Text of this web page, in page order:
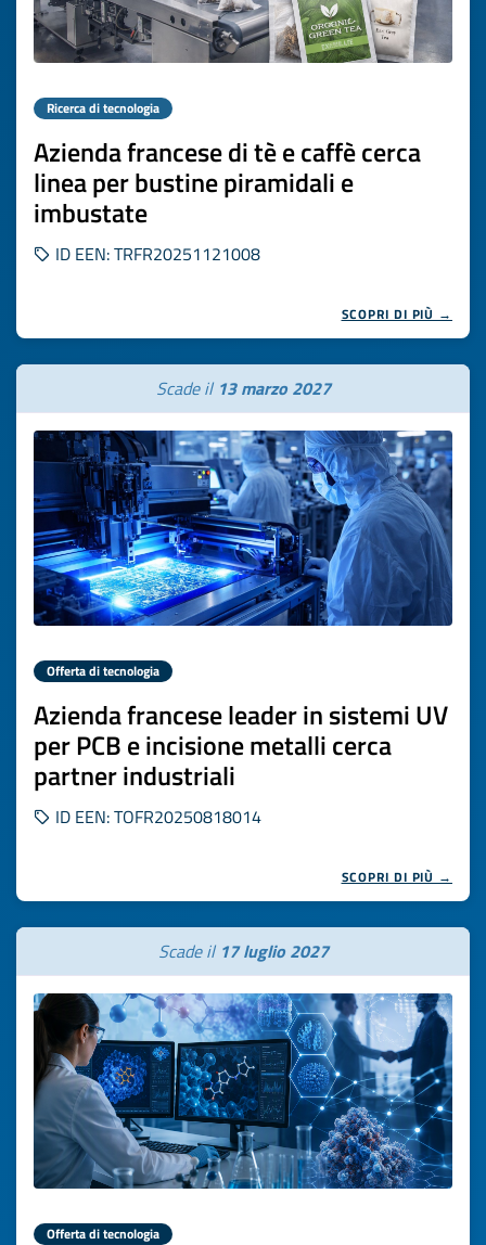
Ricerca di tecnologia
Azienda francese di tè e caffè cerca
linea per bustine piramidali e
imbustate
ID EEN: TRFR20251121008
SCOPRI DI PIÙ →
Scade il 13 marzo 2027
Offerta di tecnologia
Azienda francese leader in sistemi UV
per PCB e incisione metalli cerca
partner industriali
ID EEN: TOFR20250818014
SCOPRI DI PIÙ →
Scade il 17 luglio 2027
Offerta di tecnologia